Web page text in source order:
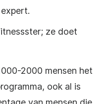
ze doet
2000 mensen het
ook al is